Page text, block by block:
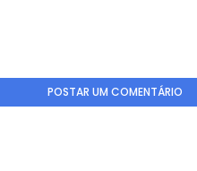
POSTAR UM COMENTÁRIO